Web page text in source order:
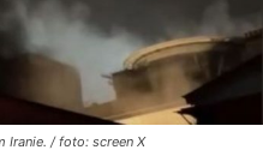
Iranie. / foto: screen X